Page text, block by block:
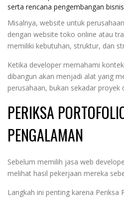
serta rencana pengembangan
Misalnya, website untuk
dengan website toko online atau
memiliki kebutuhan, struktur, dan
Ketika developer memahami
dibangun akan menjadi alat yang
perusahaan, bukan sekadar proyek
PERIKSA
PENGALAMAN
Sebelum memilih jasa web
melihat hasil pekerjaan mereka
Langkah ini penting karena